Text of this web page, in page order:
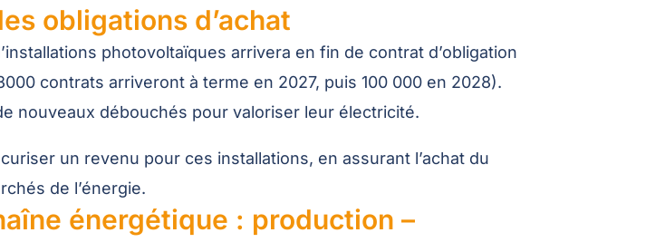
obligations d’achat
photovoltaïques arrivera en fin de contrat d’obligation
contrats arriveront à terme en 2027, puis 100 000 en 2028).
nouveaux débouchés pour valoriser leur électricité.
un revenu pour ces installations, en assurant l’achat du
de l’énergie.
énergétique : production –